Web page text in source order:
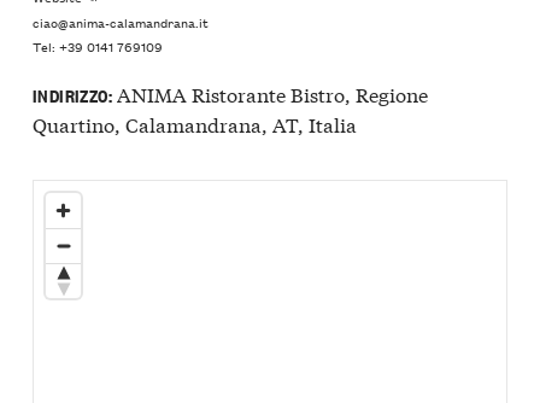
ciao@anima-calamandrana.it
Tel: +39 0141 769109
INDIRIZZO:ANIMA Ristorante Bistro, Regione
Quartino, Calamandrana, AT, Italia